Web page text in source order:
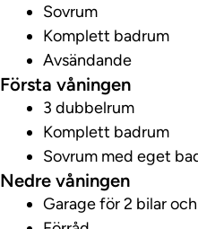
Sovrum
Komplett badrum
Avsändande
Första våningen
3 dubbelrum
Komplett badrum
Sovrum med eget
Nedre våningen
Garage för 2 bilar